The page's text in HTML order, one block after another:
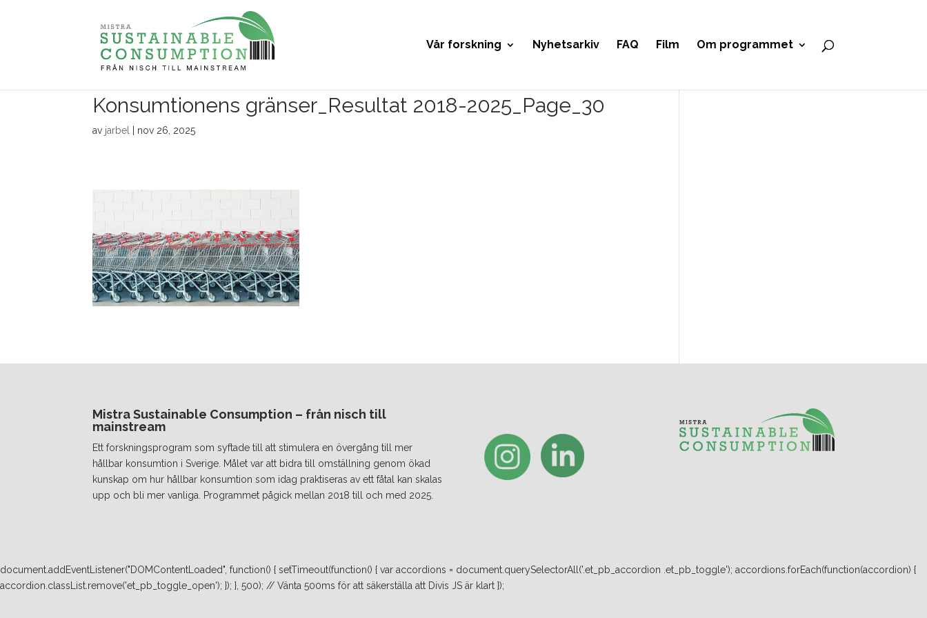
Vår forskning Nyhetsarkiv FAQ Film Om programmet
Konsumtionens gränser_Resultat 2018-2025_Page_30
av jarbel nov 26, 2025
Mistra Sustainable Consumption – från nisch till
mainstream
Ett forskningsprogram som syftade till att stimulera en övergång till mer
hållbar konsumtion i Sverige. Målet var att bidra till omställning genom ökad
kunskap om hur hållbar konsumtion som idag praktiseras av ett fåtal kan skalas
upp och bli mer vanliga. Programmet pågick mellan 2018 till och med 2025.
document.addEventListener("DOMContentLoaded", function() { setTimeout(function() { var accordions = document.querySelectorAll('.et_pb_accordion .et_pb_toggle'); accordions.forEach(function(accordion) {
accordion.classList.remove('et_pb_toggle_open'); }); }, 500); // Vänta 500ms för att säkerställa att Divis JS är klart });